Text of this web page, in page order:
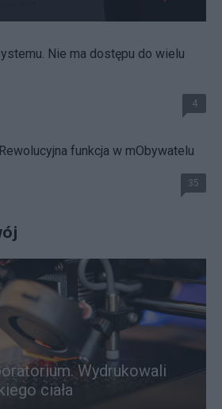
Nie ma dostępu do wielu
4
funkcja w mObywatelu
35
Wydrukowali
ciała